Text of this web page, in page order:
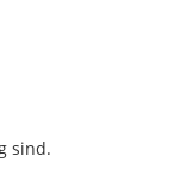
sind.